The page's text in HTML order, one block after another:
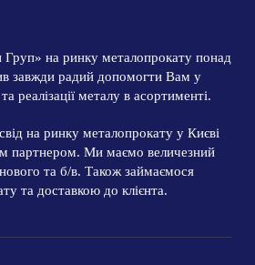
на ринку металопрокату понад
завжди радий допомогти Вам у
реалізації металу в асортименті.
на ринку металопрокату у Києві
партнером. Ми маємо величезний
та б/в. Також займаємося
та доставкою до клієнта.